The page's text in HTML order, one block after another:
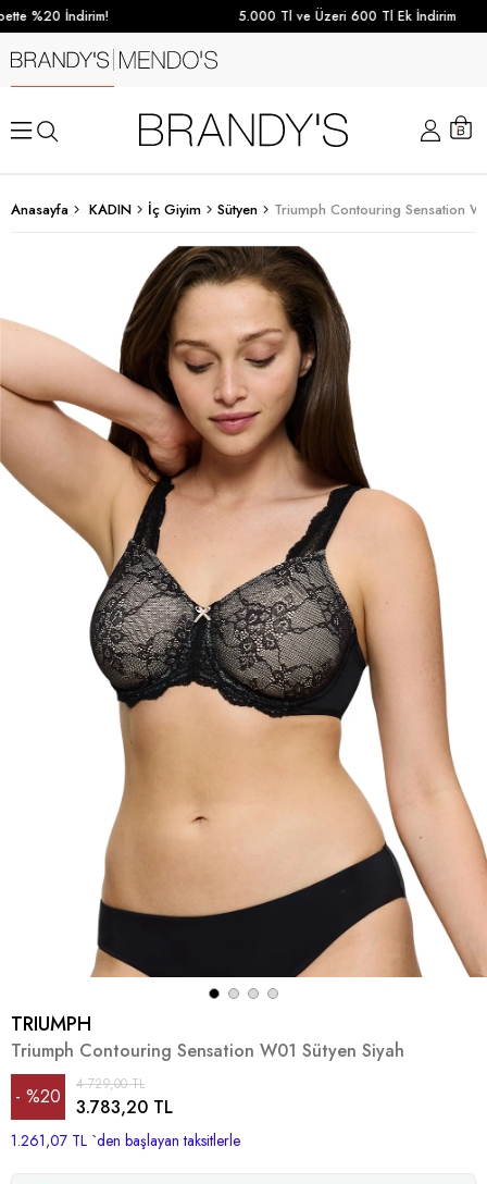
%20 İndirim! 5.000 Tl ve Üzeri 600 Tl Ek İndirim
Anasayfa KADIN İç Giyim Sütyen Triumph Contouring Sensation
TRIUMPH
Triumph Contouring Sensation W01 Sütyen Siyah
%20
İndirim
4.729,00 TL
3.783,20 TL
1.261,07 TL `den başlayan taksitlerle